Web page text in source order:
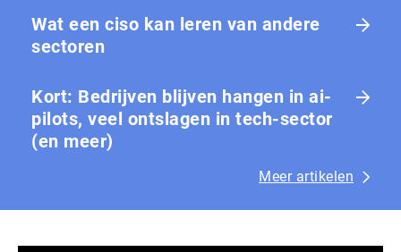
Wat een ciso kan leren van andere
sectoren
Kort: Bedrijven blijven hangen in ai-
pilots, veel ontslagen in tech-sector
(en meer)
Meer artikelen